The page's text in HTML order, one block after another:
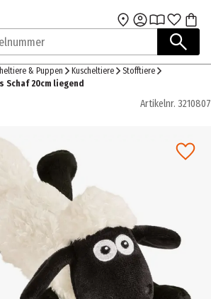
Zum Hauptinhalt
& Puppen Kuscheltiere
Stofftiere
Schaf 20cm liegend
Artikelnr. 3210807